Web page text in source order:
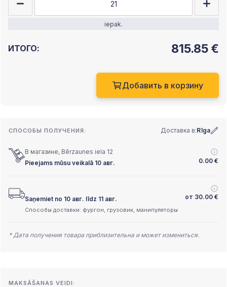
iepak.
ИТОГО: 815.85 €
Добавить в корзину
СПОСОБЫ ПОЛУЧЕНИЯ: Доставка в:Rīga
В магазине, Bērzaunes iela 12
Pieejams mūsu veikalā 10 авг.
0.00 €
Saņemiet no 10 авг. līdz 11 авг. от 30.00 €
Способы доставки: фургон, грузовик, манипуляторы
* Дата получения товара приблизительна и может измениться.
MAKSĀŠANAS VEIDI: